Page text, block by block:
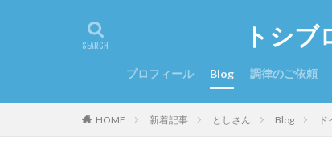
トシ
プロフィール Blog 調律のご依頼
HOME 新着記事 としさん Blog